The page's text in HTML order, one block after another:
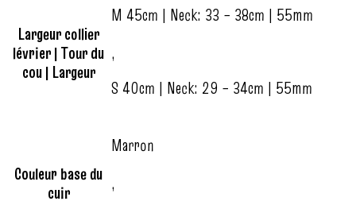
Largeur collier
lévrier | Tour du
cou | Largeur
M 45cm | Neck: 33 – 38cm | 55mm
,
S 40cm | Neck: 29 – 34cm | 55mm
Couleur base du
cuir
Marron
,